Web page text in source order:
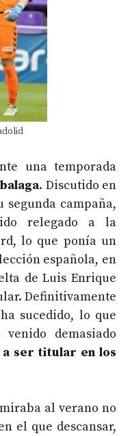
una temporada
. Discutido en
segunda campaña,
relegado a la
lo que ponía un
española, en
de Luis Enrique
Definitivamente
sucedido, lo que
demasiado
a ser titular en los
al verano no
el que descansar,